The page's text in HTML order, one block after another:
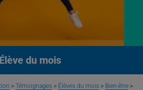
Élève du mois
> Témoignages > Élèves du mois > Bien-être >